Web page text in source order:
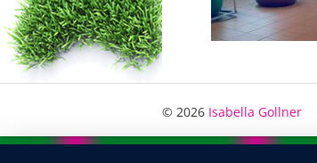
© 2026 Isabella Gollner